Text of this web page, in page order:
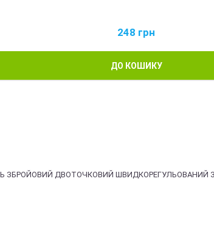
248 грн
ДО КОШИКУ